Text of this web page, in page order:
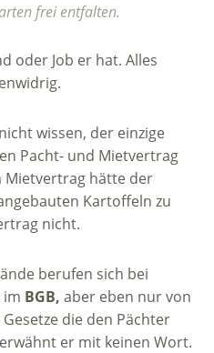
frei entfalten.
oder Job er hat. Alles
wissen, der einzige
Pacht- und Mietvertrag
Mietvertrag hätte der
Kartoffeln zu
nicht.
berufen sich bei
im BGB, aber eben nur von
die den Pächter
er mit keinen Wort.